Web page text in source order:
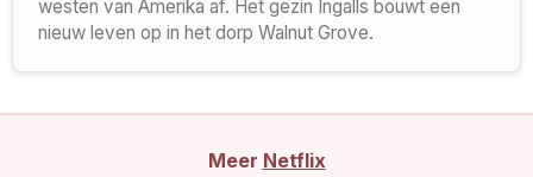
westen van Amerika af. Het gezin Ingalls bouwt een
nieuw leven op in het dorp Walnut Grove.
Meer Netflix